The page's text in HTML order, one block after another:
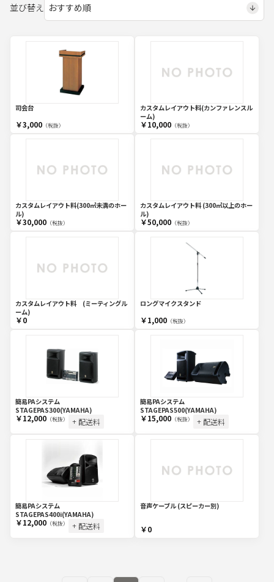
並び替え
司会台
￥3,000（税抜）
カスタムレイアウト料(カンファレンスル
ーム)
￥10,000（税抜）
カスタムレイアウト料(300㎡未満のホー
ル)
￥30,000（税抜）
カスタムレイアウト料 (300㎡以上のホー
ル)
￥50,000（税抜）
カスタムレイアウト料 (ミーティングル
ーム)
￥0
ロングマイクスタンド
￥1,000（税抜）
簡易PAシステム
STAGEPAS300(YAMAHA)
￥12,000（税抜） + 配送料
簡易PAシステム
STAGEPAS500(YAMAHA)
￥15,000（税抜） + 配送料
簡易PAシステム
STAGEPAS400i(YAMAHA)
￥12,000（税抜） + 配送料
音声ケーブル (スピーカー別)
￥0